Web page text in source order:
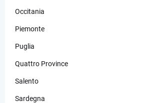
Occitania
Piemonte
Puglia
Quattro Province
Salento
Sardegna